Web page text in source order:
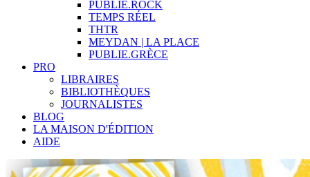
PUBLIE.ROCK
TEMPS RÉEL
THTR
MEYDAN | LA PLACE
PUBLIE.GRÈCE
PRO
LIBRAIRES
BIBLIOTHÈQUES
JOURNALISTES
BLOG
LA MAISON D'ÉDITION
AIDE